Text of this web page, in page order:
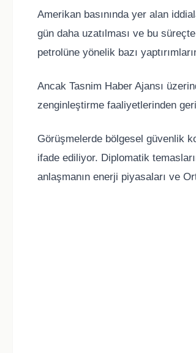
Amerikan basınında yer alan
gün daha uzatılması ve bu
petrolüne yönelik bazı
Ancak Tasnim Haber Ajansı
zenginleştirme faaliyetlerinden
Görüşmelerde bölgesel güvenlik
ifade ediliyor. Diplomatik
anlaşmanın enerji piyasaları ve